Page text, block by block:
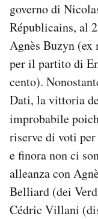
governo di
Républicains, al
Agnès Buzyn
per il partito di
cento).
Dati, la vittoria
improbabile
riserve di voti
e finora non ci
alleanza con
Belliard (dei
Cédric Villani